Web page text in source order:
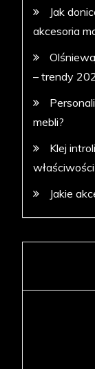
Jak
akcesoria
– trendy
mebli?
Klej
Jakie